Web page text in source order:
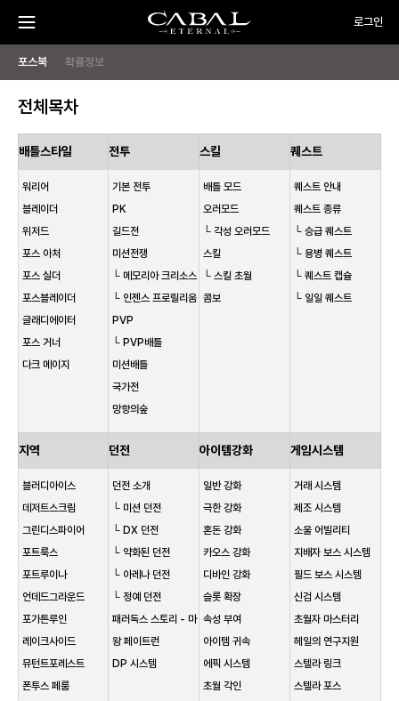
CABAL
TRANSCENDENCE
메
뉴
메
기
로그인
PC
OFF
임
하
포스북 확률정보
전체목차
배틀스타일 전투 스킬 퀘스트
워리어
블레이더
위저드
포스 아처
포스 실더
포스블레이더
글래디에이터
포스 거너
다크 메이지
기본 전투
PK
길드전
미션전쟁
└ 메모리아 크리소스
└ 인젠스 프로릴리움
PVP
└ PVP배틀
미션배틀
국가전
망향의숲
배틀 모드
오러모드
└ 각성 오러모드
스킬
└ 스킬 초월
콤보
퀘스트 안내
퀘스트 종류
└ 승급 퀘스트
└ 용병 퀘스트
└ 퀘스트 캡슐
└ 일일 퀘스트
지역 던전 아이템강화 게임시스템
블러디아이스
데저트스크림
그린디스파이어
포트룩스
포트루이나
언데드그라운드
포가튼루인
레이크사이드
뮤턴트포레스트
폰투스 페룸
던전 소개
└ 미션 던전
└ DX 던전
└ 약화된 던전
└ 아레나 던전
└ 정예 던전
패러독스 스토리 - 마
왕 페이트런
DP 시스템
일반 강화
극한 강화
혼돈 강화
카오스 강화
디바인 강화
슬롯 확장
속성 부여
아이템 귀속
에픽 시스템
초월 각인
거래 시스템
제조 시스템
소울 어빌리티
지배자 보스 시스템
필드 보스 시스템
신검 시스템
초월자 마스터리
헤일의 연구지원
스텔라 링크
스텔라 포스